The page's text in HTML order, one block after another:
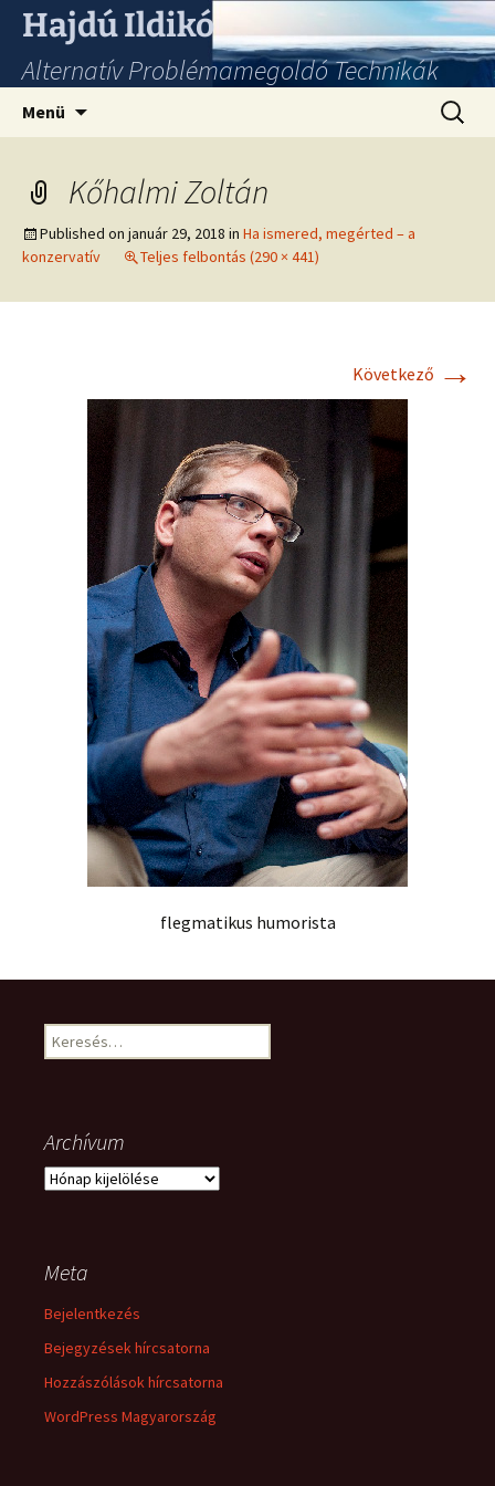
Hajdú Ildikó
Alternatív Problémamegoldó Technikák
Menü
Kőhalmi Zoltán
Published on január 29, 2018 in Ha ismered, megérted – a
konzervatív
Teljes felbontás (290 × 441)
Következő →
flegmatikus humorista
Keresés:
Archívum
Archívum
Meta
Bejelentkezés
Bejegyzések hírcsatorna
Hozzászólások hírcsatorna
WordPress Magyarország